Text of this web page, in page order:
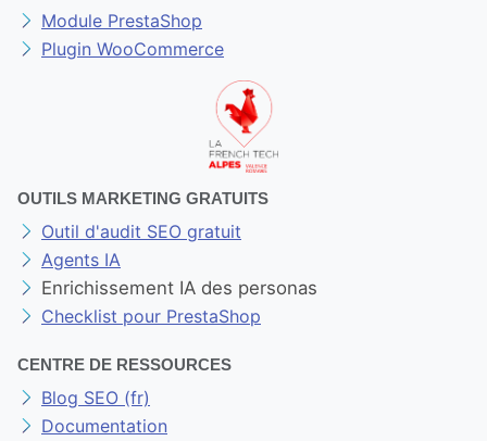
Module PrestaShop
Plugin WooCommerce
OUTILS MARKETING GRATUITS
Outil d'audit SEO gratuit
Agents IA
Enrichissement IA des personas
Checklist pour PrestaShop
CENTRE DE RESSOURCES
Blog SEO (fr)
Documentation